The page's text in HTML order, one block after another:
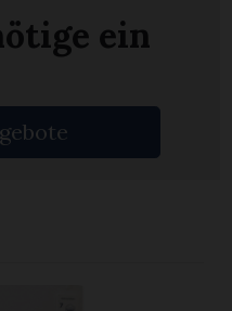
ein